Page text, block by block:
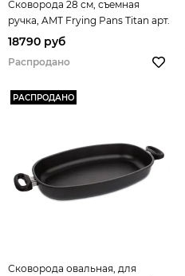
Сковорода 28 см, съемная
ручка, AMT Frying Pans Titan арт.
AMT I-528
18790 руб
Распродано
РАСПРОДАНО
Сковорода овальная, для